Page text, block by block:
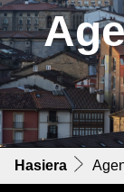
Hasiera